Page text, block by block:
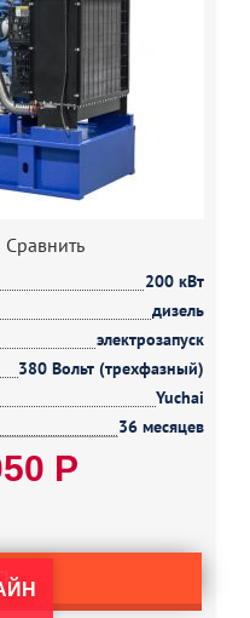
Сравнить
200 кВт
дизель
электрозапуск
380 Вольт (трехфазный)
Yuchai
36 месяцев
Р